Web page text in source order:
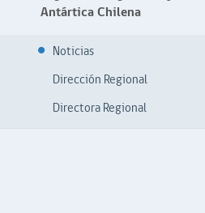
Antártica Chilena
Noticias
Dirección Regional
Directora Regional